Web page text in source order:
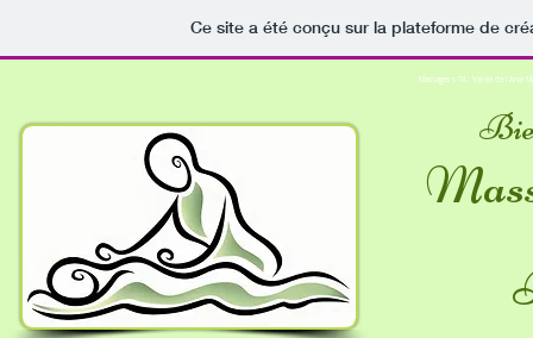
Ce site a été conçu sur la plateforme de
Massages s 74 : Vallée de l'Arve
M